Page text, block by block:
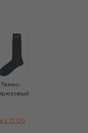
Темно-
c 13:00